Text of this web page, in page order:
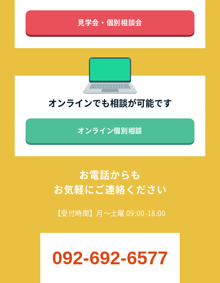
見学会・個別相談会
オンラインでも相談が可能です
オンライン個別相談
お電話からも
お気軽にご連絡ください
【受付時間】月～土曜 09:00-18:00
092-692-6577